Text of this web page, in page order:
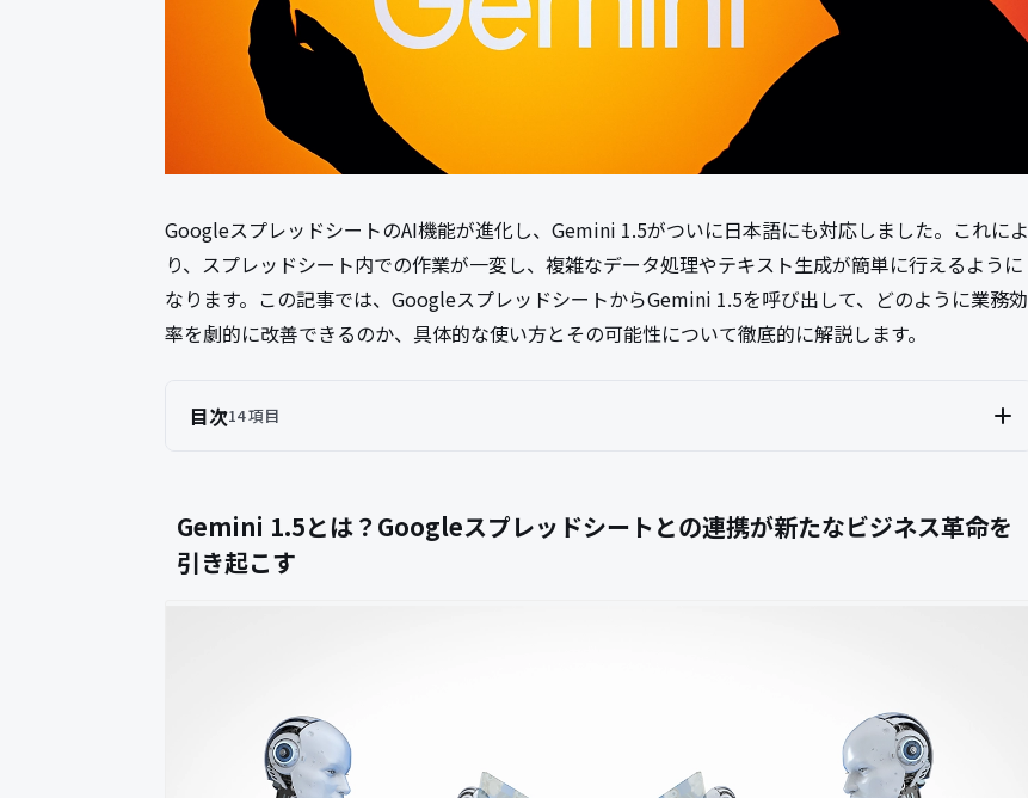
GoogleスプレッドシートのAI機能が進化し、Gemini 1.5がついに日本語にも対応しました。これによ
り、スプレッドシート内での作業が一変し、複雑なデータ処理やテキスト生成が簡単に行えるように
なります。この記事では、GoogleスプレッドシートからGemini 1.5を呼び出して、どのように業務効
率を劇的に改善できるのか、具体的な使い方とその可能性について徹底的に解説します。
目次14 項目
Gemini 1.5とは？Googleスプレッドシートとの連携が新たなビジネス革命を
引き起こす